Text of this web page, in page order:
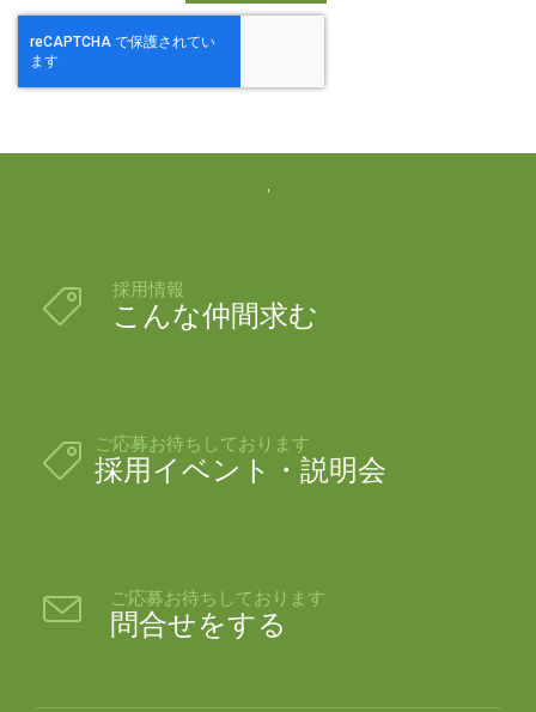
 採用情報
こんな仲間求む
 ご応募お待ちしております
採用イベント・説明会
 ご応募お待ちしております
問合せをする